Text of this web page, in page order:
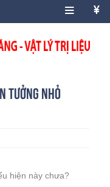
tưởng nhỏ
hiện này chưa?